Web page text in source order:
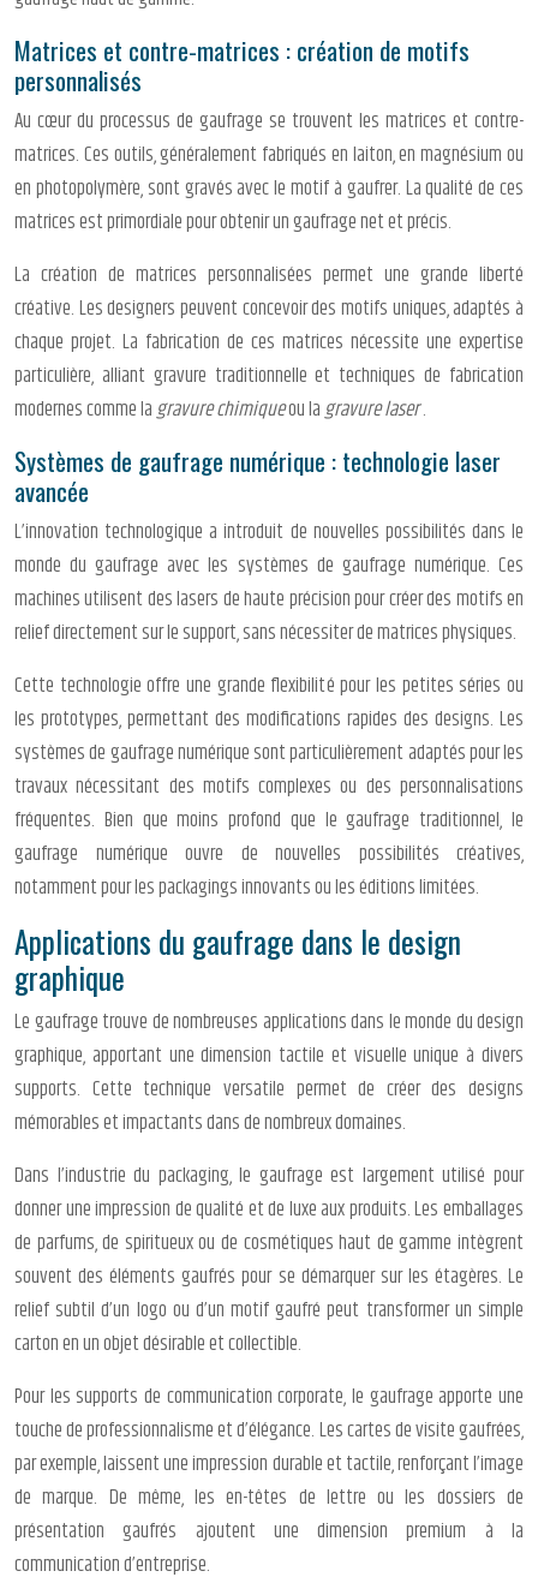
Matrices et contre-matrices : création de motifs
personnalisés
Au cœur du processus de gaufrage se trouvent les matrices et contre-
matrices. Ces outils, généralement fabriqués en laiton, en magnésium ou
en photopolymère, sont gravés avec le motif à gaufrer. La qualité de ces
matrices est primordiale pour obtenir un gaufrage net et précis.
La création de matrices personnalisées permet une grande liberté
créative. Les designers peuvent concevoir des motifs uniques, adaptés à
chaque projet. La fabrication de ces matrices nécessite une expertise
particulière, alliant gravure traditionnelle et techniques de fabrication
modernes comme lagravure chimiqueou lagravure laser.
Systèmes de gaufrage numérique : technologie laser
avancée
L’innovation technologique a introduit de nouvelles possibilités dans le
monde du gaufrage avec les systèmes de gaufrage numérique. Ces
machines utilisent des lasers de haute précision pour créer des motifs en
relief directement sur le support, sans nécessiter de matrices physiques.
Cette technologie offre une grande flexibilité pour les petites séries ou
les prototypes, permettant des modifications rapides des designs. Les
systèmes de gaufrage numérique sont particulièrement adaptés pour les
travaux nécessitant des motifs complexes ou des personnalisations
fréquentes. Bien que moins profond que le gaufrage traditionnel, le
gaufrage numérique ouvre de nouvelles possibilités créatives,
notamment pour les packagings innovants ou les éditions limitées.
Applications du gaufrage dans le design
graphique
Le gaufrage trouve de nombreuses applications dans le monde du design
graphique, apportant une dimension tactile et visuelle unique à divers
supports. Cette technique versatile permet de créer des designs
mémorables et impactants dans de nombreux domaines.
Dans l’industrie du packaging, le gaufrage est largement utilisé pour
donner une impression de qualité et de luxe aux produits. Les emballages
de parfums, de spiritueux ou de cosmétiques haut de gamme intègrent
souvent des éléments gaufrés pour se démarquer sur les étagères. Le
relief subtil d’un logo ou d’un motif gaufré peut transformer un simple
carton en un objet désirable et collectible.
Pour les supports de communication corporate, le gaufrage apporte une
touche de professionnalisme et d’élégance. Les cartes de visite gaufrées,
par exemple, laissent une impression durable et tactile, renforçant l’image
de marque. De même, les en-têtes de lettre ou les dossiers de
présentation gaufrés ajoutent une dimension premium à la
communication d’entreprise.